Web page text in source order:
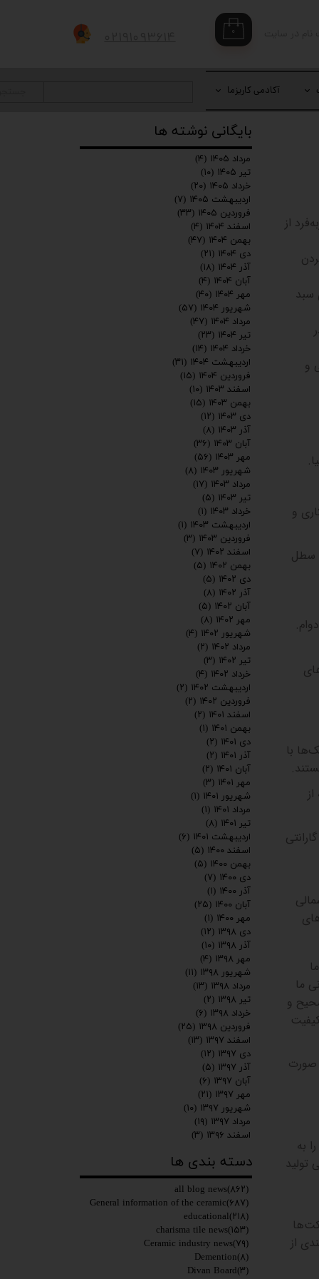
۰
آکادمی کاریزما
از
سبد
و
.
و
سطل
.
با
.
ما
و
صورت
به
تولید
از
بایگانی نوشته ها
دسته بندی ها
all blog news(۸۶۲)
General information of the ceramic(۶۸۷)
educational(۲۱۸)
charisma tile news(۱۵۳)
Ceramic industry news(۷۹)
Demention(۸)
Divan Board(۳)
مرداد ۱۴۰۵
(۴)
تیر ۱۴۰۵
(۱۰)
خرداد ۱۴۰۵
(۲۰)
اردیبهشت ۱۴۰۵
(۷)
فروردین ۱۴۰۵
(۳۳)
اسفند ۱۴۰۴
(۴)
بهمن ۱۴۰۴
(۴۷)
دی ۱۴۰۴
(۲۱)
آذر ۱۴۰۴
(۱۸)
آبان ۱۴۰۴
(۴)
مهر ۱۴۰۴
(۴۰)
شهریور ۱۴۰۴
(۵۷)
مرداد ۱۴۰۴
(۴۷)
تیر ۱۴۰۴
(۲۳)
خرداد ۱۴۰۴
(۱۴)
اردیبهشت ۱۴۰۴
(۳۱)
فروردین ۱۴۰۴
(۱۵)
اسفند ۱۴۰۳
(۱۰)
بهمن ۱۴۰۳
(۱۵)
دی ۱۴۰۳
(۱۲)
آذر ۱۴۰۳
(۸)
آبان ۱۴۰۳
(۳۶)
مهر ۱۴۰۳
(۵۶)
شهریور ۱۴۰۳
(۸)
مرداد ۱۴۰۳
(۱۷)
تیر ۱۴۰۳
(۵)
خرداد ۱۴۰۳
(۱)
اردیبهشت ۱۴۰۳
(۱)
فروردین ۱۴۰۳
(۳)
اسفند ۱۴۰۲
(۷)
بهمن ۱۴۰۲
(۵)
دی ۱۴۰۲
(۵)
آذر ۱۴۰۲
(۸)
آبان ۱۴۰۲
(۵)
مهر ۱۴۰۲
(۸)
شهریور ۱۴۰۲
(۴)
مرداد ۱۴۰۲
(۲)
تیر ۱۴۰۲
(۳)
خرداد ۱۴۰۲
(۴)
اردیبهشت ۱۴۰۲
(۲)
فروردین ۱۴۰۲
(۲)
اسفند ۱۴۰۱
(۲)
بهمن ۱۴۰۱
(۱)
دی ۱۴۰۱
(۲)
آذر ۱۴۰۱
(۲)
آبان ۱۴۰۱
(۲)
مهر ۱۴۰۱
(۳)
شهریور ۱۴۰۱
(۱)
مرداد ۱۴۰۱
(۱)
تیر ۱۴۰۱
(۸)
اردیبهشت ۱۴۰۱
(۶)
اسفند ۱۴۰۰
(۵)
بهمن ۱۴۰۰
(۵)
دی ۱۴۰۰
(۷)
آذر ۱۴۰۰
(۱)
آبان ۱۴۰۰
(۲۵)
مهر ۱۴۰۰
(۱)
دی ۱۳۹۸
(۱۲)
آذر ۱۳۹۸
(۱۰)
مهر ۱۳۹۸
(۴)
شهریور ۱۳۹۸
(۱۱)
مرداد ۱۳۹۸
(۱۳)
تیر ۱۳۹۸
(۲)
خرداد ۱۳۹۸
(۶)
فروردین ۱۳۹۸
(۲۵)
اسفند ۱۳۹۷
(۱۳)
دی ۱۳۹۷
(۱۲)
آذر ۱۳۹۷
(۵)
آبان ۱۳۹۷
(۶)
مهر ۱۳۹۷
(۲۱)
شهریور ۱۳۹۷
(۱۰)
مرداد ۱۳۹۷
(۱۹)
اسفند ۱۳۹۶
(۳)